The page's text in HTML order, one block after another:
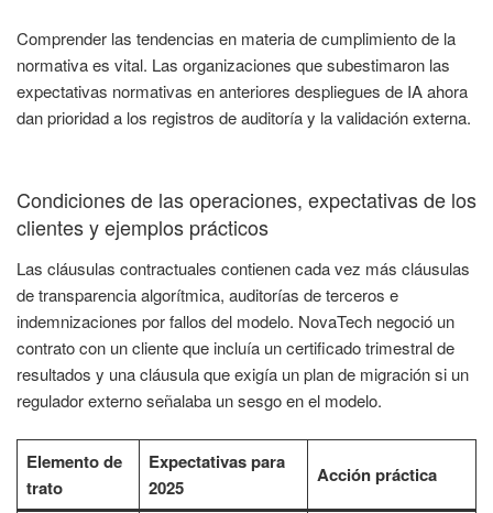
Comprender las tendencias en materia de cumplimiento de la
normativa es vital. Las organizaciones que subestimaron las
expectativas normativas en anteriores despliegues de IA ahora
dan prioridad a los registros de auditoría y la validación externa.
Condiciones de las operaciones, expectativas de los
clientes y ejemplos prácticos
Las cláusulas contractuales contienen cada vez más cláusulas
de transparencia algorítmica, auditorías de terceros e
indemnizaciones por fallos del modelo. NovaTech negoció un
contrato con un cliente que incluía un certificado trimestral de
resultados y una cláusula que exigía un plan de migración si un
regulador externo señalaba un sesgo en el modelo.
Elemento de
trato
Expectativas para
2025
Acción práctica